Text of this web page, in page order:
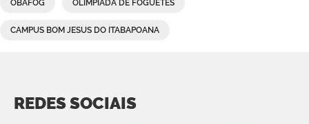
OBAFOG OLIMPÍADA DE FOGUETES
CAMPUS BOM JESUS DO ITABAPOANA
REDES SOCIAIS